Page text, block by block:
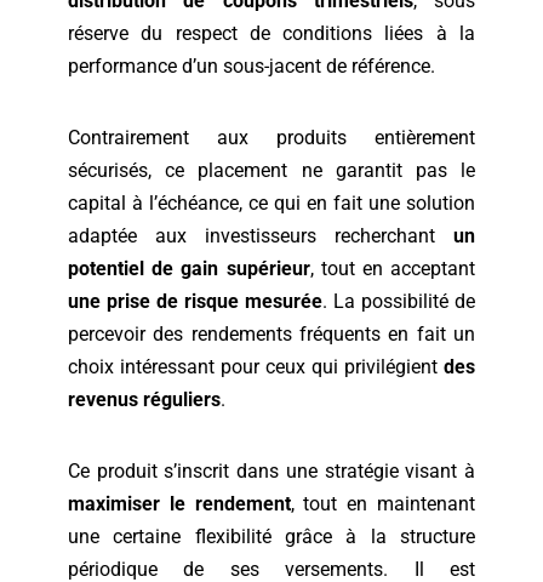
réserve du respect de conditions liées à la
performance d’un sous-jacent de référence.
Contrairement aux produits entièrement
sécurisés, ce placement ne garantit pas le
capital à l’échéance, ce qui en fait une solution
adaptée aux investisseurs recherchant un
potentiel de gain supérieur, tout en acceptant
une prise de risque mesurée. La possibilité de
percevoir des rendements fréquents en fait un
choix intéressant pour ceux qui privilégient des
revenus réguliers.
Ce produit s’inscrit dans une stratégie visant à
maximiser le rendement, tout en maintenant
une certaine flexibilité grâce à la structure
périodique de ses versements. Il est